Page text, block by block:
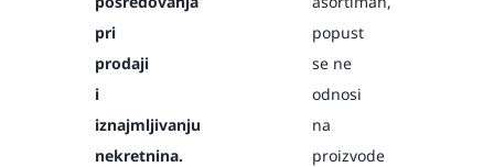
pri
prodaji
i
iznajmljivanju
nekretnina.
popust
se ne
odnosi
na
proizvode